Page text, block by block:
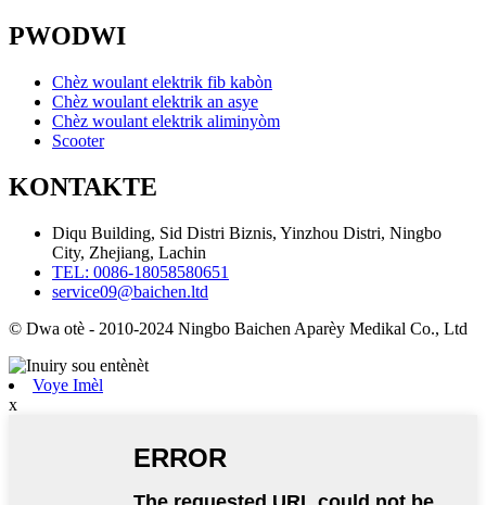
PWODWI
Chèz woulant elektrik fib kabòn
Chèz woulant elektrik an asye
Chèz woulant elektrik aliminyòm
Scooter
KONTAKTE
Diqu Building, Sid Distri Biznis, Yinzhou Distri, Ningbo
City, Zhejiang, Lachin
TEL: 0086-18058580651
service09@baichen.ltd
© Dwa otè - 2010-2024 Ningbo Baichen Aparèy Medikal Co., Ltd
Voye Imèl
x